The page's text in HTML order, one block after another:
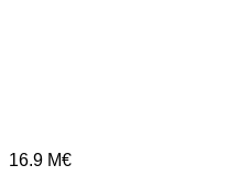
16.9 M€